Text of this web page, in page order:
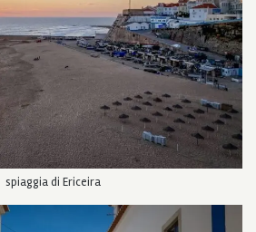
spiaggia di Ericeira